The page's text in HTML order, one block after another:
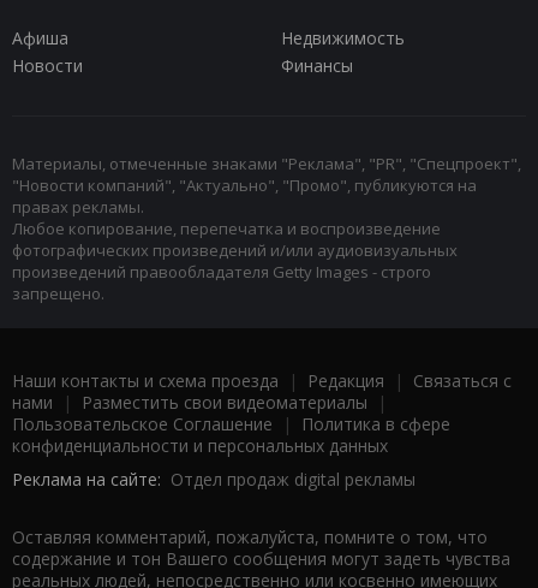
Афиша
Недвижимость
Новости
Финансы
Материалы, отмеченные знаками "Реклама", "PR", "Спецпроект",
"Новости компаний", "Актуально", "Промо", публикуются на
правах рекламы.
Любое копирование, перепечатка и воспроизведение
фотографических произведений и/или аудиовизуальных
произведений правообладателя Getty Images - строго
запрещено.
Наши контакты и схема проезда | Редакция | Связаться с
нами | Разместить свои видеоматериалы |
Пользовательское Соглашение |
Политика в сфере
конфиденциальности и персональных данных
Реклама на сайте: Отдел продаж digital рекламы
Оставляя комментарий, пожалуйста, помните о том, что
содержание и тон Вашего сообщения могут задеть чувства
реальных людей, непосредственно или косвенно имеющих